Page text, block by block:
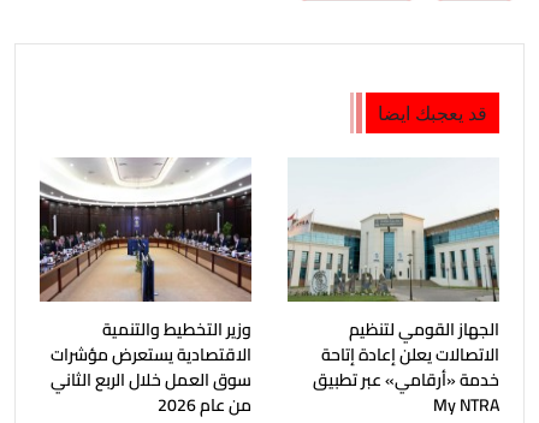
قد يعجبك ايضا
الجهاز القومي لتنظيم
الاتصالات يعلن إعادة إتاحة
خدمة «أرقامي» عبر تطبيق
My NTRA
وزير التخطيط والتنمية
الاقتصادية يستعرض مؤشرات
سوق العمل خلال الربع الثاني
من عام 2026